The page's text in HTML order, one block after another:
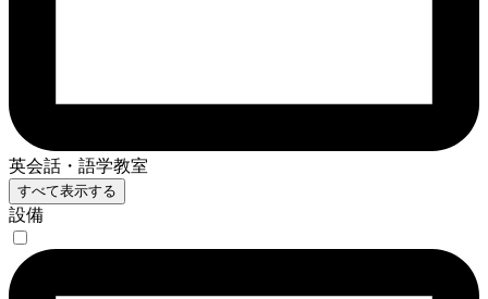
英会話・語学教室
すべて表示する
設備